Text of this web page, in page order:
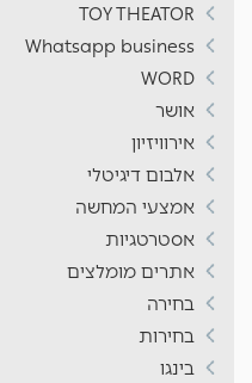
TOY THEATOR
Whatsapp business
WORD
אושר
אירוויזיון
אלבום דיגיטלי
אמצעי המחשה
אסטרטגיות
אתרים מומלצים
בחירה
בחירות
בינגו